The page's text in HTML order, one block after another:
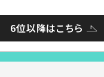
6位以降はこちら